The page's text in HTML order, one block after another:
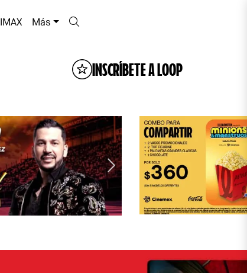
IMAX Más
INSCRÍBETE A LOOP